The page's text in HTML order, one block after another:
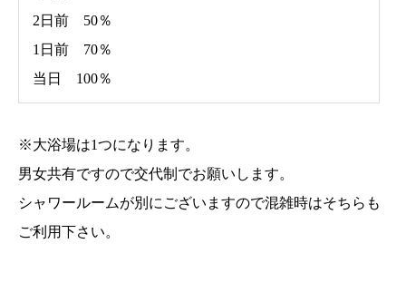
2日前 50％
1日前 70％
当日 100％
※大浴場は1つになります。
男女共有ですので交代制でお願いします。
シャワールームが別にございますので混雑時はそちらも
ご利用下さい。